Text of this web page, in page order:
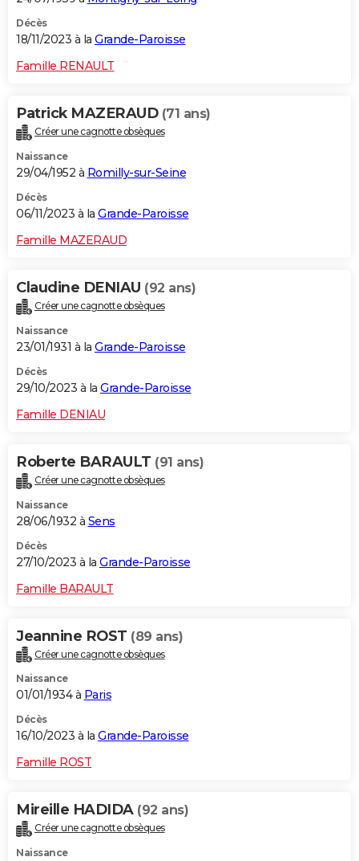
Décès
18/11/2023 à la Grande-Paroisse
Famille RENAULT
Patrick MAZERAUD (71 ans)
Créer une cagnotte obsèques
Naissance
29/04/1952 à Romilly-sur-Seine
Décès
06/11/2023 à la Grande-Paroisse
Famille MAZERAUD
Claudine DENIAU (92 ans)
Créer une cagnotte obsèques
Naissance
23/01/1931 à la Grande-Paroisse
Décès
29/10/2023 à la Grande-Paroisse
Famille DENIAU
Roberte BARAULT (91 ans)
Créer une cagnotte obsèques
Naissance
28/06/1932 à Sens
Décès
27/10/2023 à la Grande-Paroisse
Famille BARAULT
Jeannine ROST (89 ans)
Créer une cagnotte obsèques
Naissance
01/01/1934 à Paris
Décès
16/10/2023 à la Grande-Paroisse
Famille ROST
Mireille HADIDA (92 ans)
Créer une cagnotte obsèques
Naissance